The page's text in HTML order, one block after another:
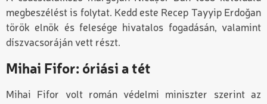
megbeszélést is folytat. Kedd este Recep Tayyip Erdoğan
török elnök és felesége hivatalos fogadásán, valamint
díszvacsoráján vett részt.
Mihai Fifor: óriási a tét
Mihai Fifor volt román védelmi miniszter szerint az